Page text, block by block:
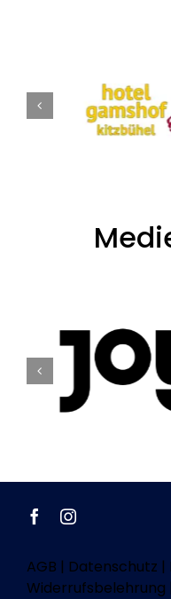
AGB | Datenschutz |
Widerrufsbelehrung